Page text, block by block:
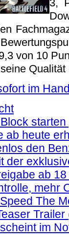
3,
von 10
Qualität
im
ab heute
den
der
ab
mehr
The
Trailer
im